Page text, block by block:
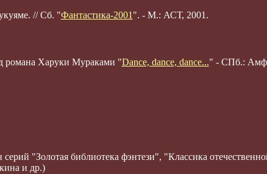
// Сб. "Фантастика-2001 ". - М.: АСТ, 2001.
романа Харуки Мураками "Dance, dance, dance..." - СПб.:
серий "Золотая библиотека фэнтези", "Классика
и др.)